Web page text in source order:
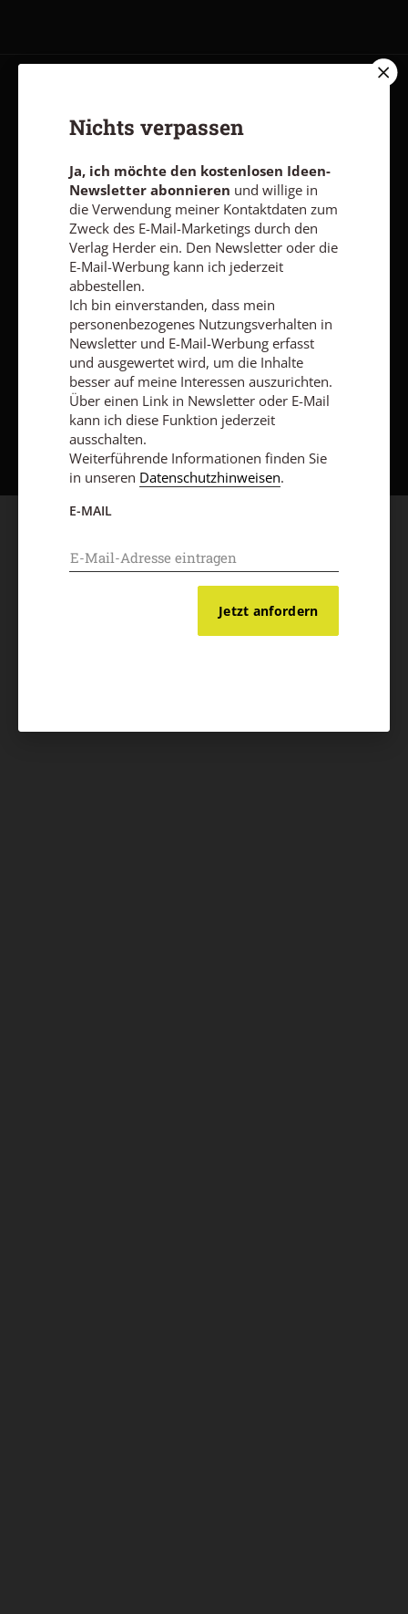
Impressum
Vertrag widerrufen Abo online kündigen
Nach oben
Nichts verpassen
Ja, ich möchte den kostenlosen Ideen-
Newsletter abonnieren und willige in
die Verwendung meiner Kontaktdaten zum
Zweck des E-Mail-Marketings durch den
Verlag Herder ein. Den Newsletter oder die
E-Mail-Werbung kann ich jederzeit
abbestellen.
Ich bin einverstanden, dass mein
personenbezogenes Nutzungsverhalten in
Newsletter und E-Mail-Werbung erfasst
und ausgewertet wird, um die Inhalte
besser auf meine Interessen auszurichten.
Über einen Link in Newsletter oder E-Mail
kann ich diese Funktion jederzeit
ausschalten.
Weiterführende Informationen finden Sie
in unseren Datenschutzhinweisen.
E-MAIL
Jetzt anfordern